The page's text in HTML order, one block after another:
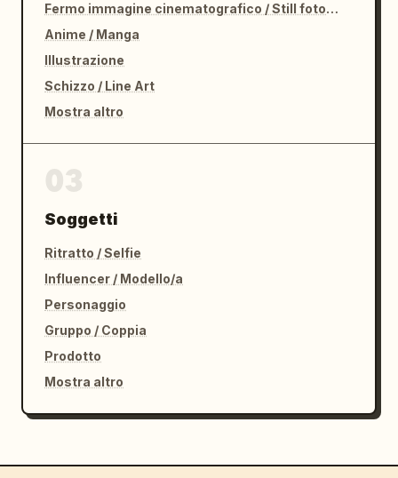
Fermo immagine cinematografico / Still fotografico
Anime / Manga
Illustrazione
Schizzo / Line Art
Mostra altro
Soggetti
Ritratto / Selfie
Influencer / Modello/a
Personaggio
Gruppo / Coppia
Prodotto
Mostra altro